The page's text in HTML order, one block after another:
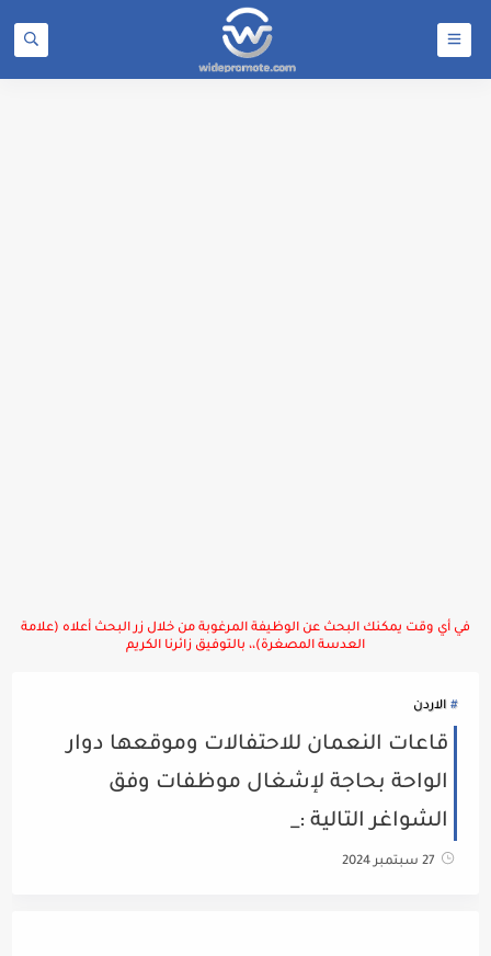
في أي وقت يمكنك البحث عن الوظيفة المرغوبة من خلال زر البحث أعلاه (علامة
العدسة المصغرة)،، بالتوفيق زائرنا الكريم
الاردن
قاعات النعمان للاحتفالات وموقعها دوار
الواحة بحاجة لإشغال موظفات وفق
الشواغر التالية :_
27 سبتمبر 2024